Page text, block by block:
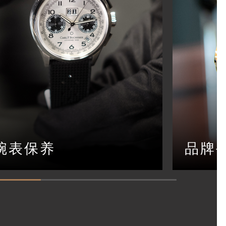
表保养 品牌